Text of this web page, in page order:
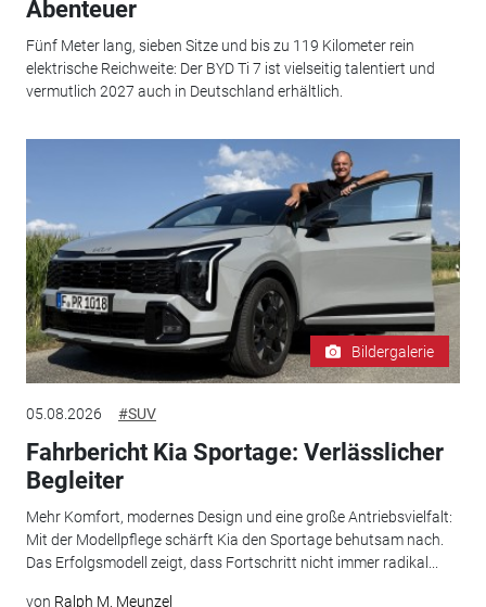
Abenteuer
Fünf Meter lang, sieben Sitze und bis zu 119 Kilometer rein
elektrische Reichweite: Der BYD Ti 7 ist vielseitig talentiert und
vermutlich 2027 auch in Deutschland erhältlich.
Bildergalerie
05.08.2026 #SUV
Fahrbericht Kia Sportage: Verlässlicher
Begleiter
Mehr Komfort, modernes Design und eine große Antriebsvielfalt:
Mit der Modellpflege schärft Kia den Sportage behutsam nach.
Das Erfolgsmodell zeigt, dass Fortschritt nicht immer radikal...
von Ralph M. Meunzel